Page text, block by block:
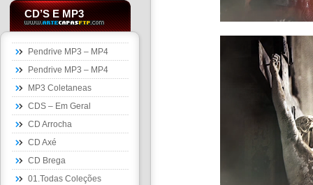
CD’S E MP3
Pendrive MP3 – MP4
Pendrive MP3 – MP4
MP3 Coletaneas
CDS – Em Geral
CD Arrocha
CD Axé
CD Brega
01.Todas Coleções